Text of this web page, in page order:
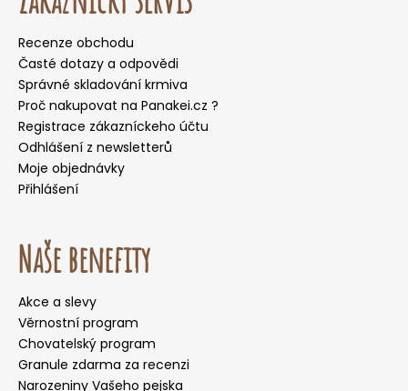
Recenze obchodu
Časté dotazy a odpovědi
Správné skladování krmiva
Proč nakupovat na Panakei.cz ?
Registrace zákazníckeho účtu
Odhlášení z newsletterů
Moje objednávky
Přihlášení
Naše benefity
Akce a slevy
Věrnostní program
Chovatelský program
Granule zdarma za recenzi
Narozeniny Vašeho pejska